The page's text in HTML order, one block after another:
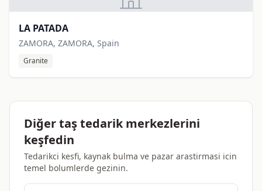
LA PATADA
ZAMORA, ZAMORA, Spain
Granite
Diğer taş tedarik merkezlerini
keşfedin
Tedarikci kesfi, kaynak bulma ve pazar arastirmasi icin
temel bolumlerde gezinin.